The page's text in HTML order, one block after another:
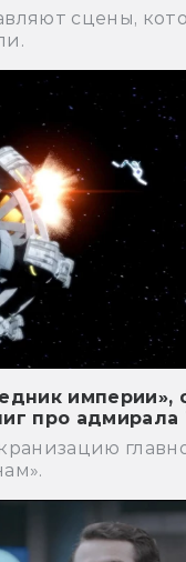
сцены,
империи»,
про адмирала